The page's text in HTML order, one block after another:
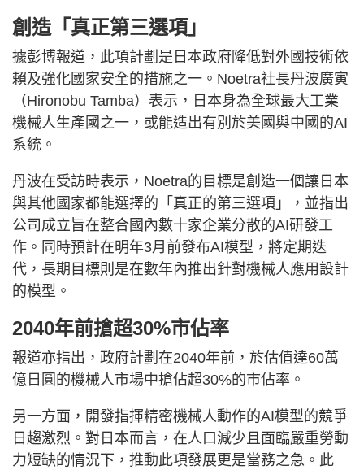
創造「真正第三選項」
據彭博報道，此項計劃是日本政府降低對外國技術依
賴及強化國家安全的措施之一。Noetra社長丹波廣寅
（Hironobu Tamba）表示，日本身為全球最大工業
機械人生產國之一，或能造出有別於美國與中國的AI
系統。
丹波在受訪時表示，Noetra的目標是創造一個讓日本
與其他國家都能選擇的「真正的第三選項」，並指出
公司成立旨在整合國內數十家企業分散的AI研發工
作。同時預計在明年3月前發布AI模型，將定期迭
代，長期目標則是在數年內推出針對機械人應用設計
的模型。
2040年前搶超30%市佔率
報道亦指出，政府計劃在2040年前，於估值達60萬
億日圓的機械人市場中搶佔超30%的市佔率。
另一方面，開發指揮精密機械人動作的AI模型的競爭
日趨激烈。對日本而言，在人口減少且面臨嚴重勞動
力短缺的情況下，推動此項發展更是當務之急。此